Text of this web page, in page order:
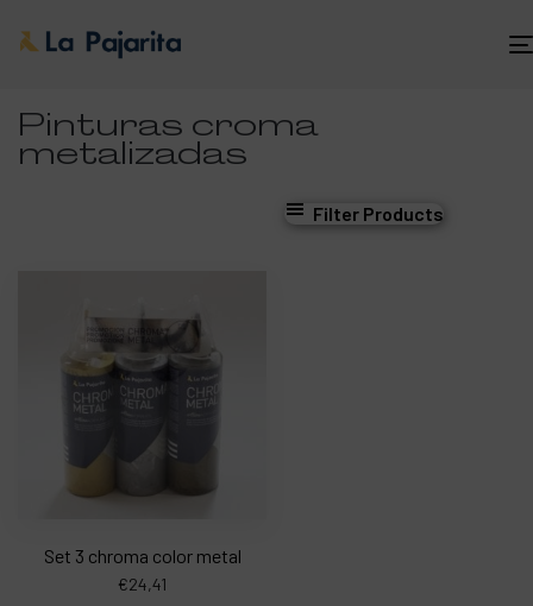
Pinturas croma
metalizadas
Filter Products
Set 3 chroma color metal
€24,41